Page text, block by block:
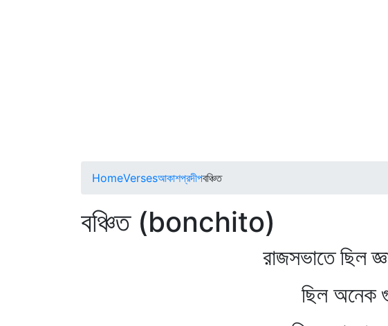
HomeVersesআকাশপ্রদীপবঞ্চিত
বঞ্চিত (bonchito)
রাজসভাতে ছিল
ছিল অনেক